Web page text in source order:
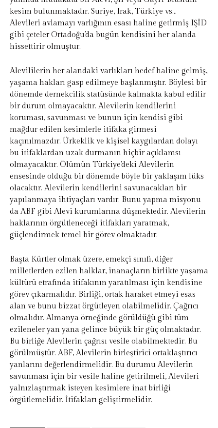
kesim bulunmaktadır. Suriye, Irak, Türkiye vs…
Alevileri avlamayı varlığının esası haline getirmiş IŞİD
gibi çeteler Ortadoğu’da bugün kendisini her alanda
hissettirir olmuştur.
Alevililerin her alandaki varlıkları hedef haline gelmiş,
yaşama hakları gasp edilmeye başlanmıştır. Böylesi bir
dönemde dernekcilik statüsünde kalmakta kabul edilir
bir durum olmayacaktır. Alevilerin kendilerini
koruması, savunması ve bunun için kendisi gibi
mağdur edilen kesimlerle itifaka girmesi
kaçınılmazdır. Ürkeklik ve kişisel kaygılardan dolayı
bu itifaklardan uzak durmanın hiçbir açıklamsı
olmayacaktır. Ölümün Türkiye’deki Alevilerin
ensesinde olduğu bir dönemde böyle bir yaklaşım lüks
olacaktır. Alevilerin kendilerini savunacakları bir
yapılanmaya ihtiyaçları vardır. Bunu yapma misyonu
da ABF gibi Alevi kurumlarına düşmektedir. Alevilerin
haklarının örgütleneceği itifakları yaratmak,
güçlendirmek temel bir görev olmaktadır.
Başta Kürtler olmak üzere, emekçi sınıfı, diğer
milletlerden ezilen halklar, inanaçların birlikte yaşama
kültürü etrafında itifakının yaratılması için kendisine
görev çıkarmalıdır. Birliği, ortak haraket etmeyi esas
alan ve bunu bizzat örgütleyen olabilmelidir. Çağrıcı
olmalıdır. Almanya örneğinde görüldüğü gibi tüm
ezileneler yan yana gelince büyük bir güç olmaktadır.
Bu birliğe Alevilerin çağrısı vesile olabilmektedir. Bu
görülmüştür. ABF, Alevilerin birleştirici ortaklaştırıcı
yanlarını değerlendirmelidir. Bu durumu Alevilerin
savunması için bir vesile haline getirilmeli, Alevileri
yalnızlaştırmak isteyen kesimlere inat birliği
örgütlemelidir. İtifakları geliştirmelidir.